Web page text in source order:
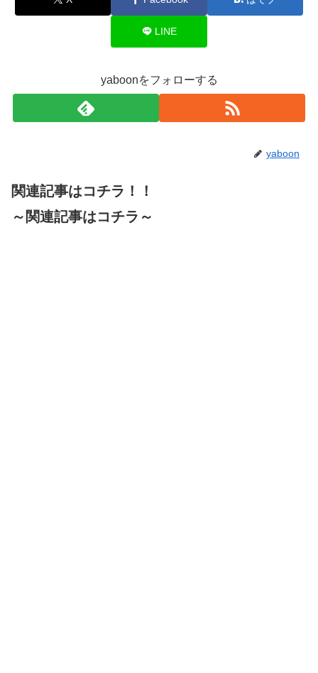
LINE
yaboonをフォローする
yaboon
関連記事はコチラ！！
～関連記事はコチラ～